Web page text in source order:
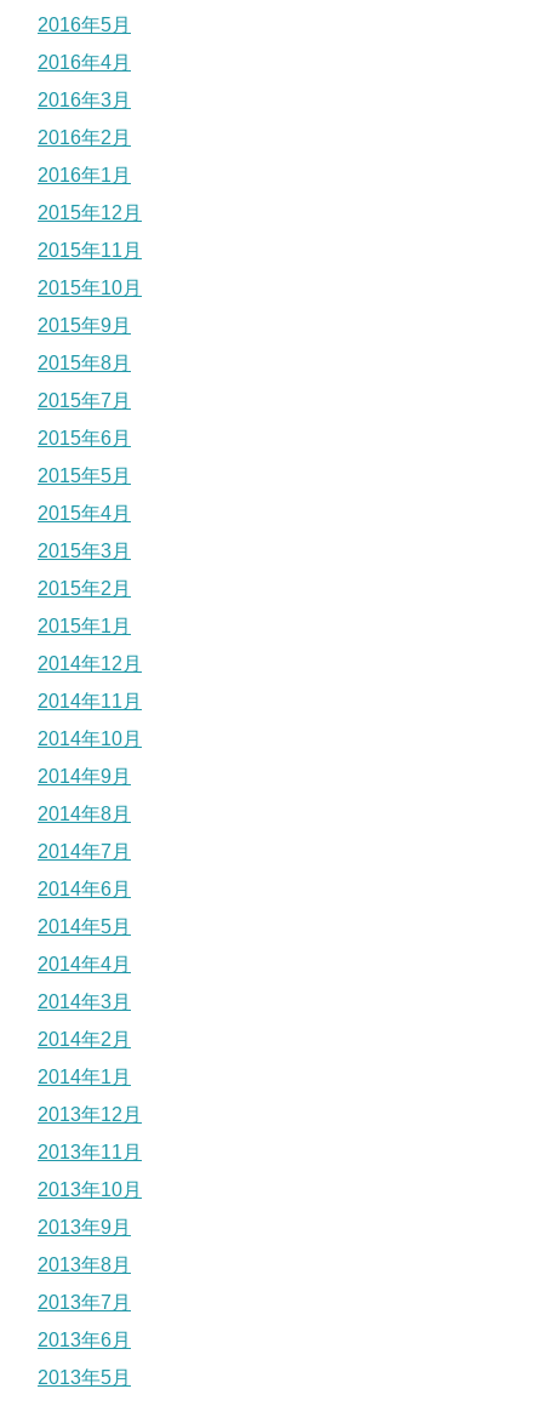
2016年5月
2016年4月
2016年3月
2016年2月
2016年1月
2015年12月
2015年11月
2015年10月
2015年9月
2015年8月
2015年7月
2015年6月
2015年5月
2015年4月
2015年3月
2015年2月
2015年1月
2014年12月
2014年11月
2014年10月
2014年9月
2014年8月
2014年7月
2014年6月
2014年5月
2014年4月
2014年3月
2014年2月
2014年1月
2013年12月
2013年11月
2013年10月
2013年9月
2013年8月
2013年7月
2013年6月
2013年5月